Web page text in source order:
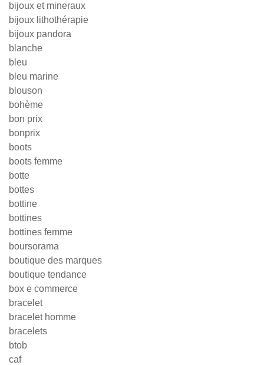
bijoux et mineraux
bijoux lithothérapie
bijoux pandora
blanche
bleu
bleu marine
blouson
bohème
bon prix
bonprix
boots
boots femme
botte
bottes
bottine
bottines
bottines femme
boursorama
boutique des marques
boutique tendance
box e commerce
bracelet
bracelet homme
bracelets
btob
caf